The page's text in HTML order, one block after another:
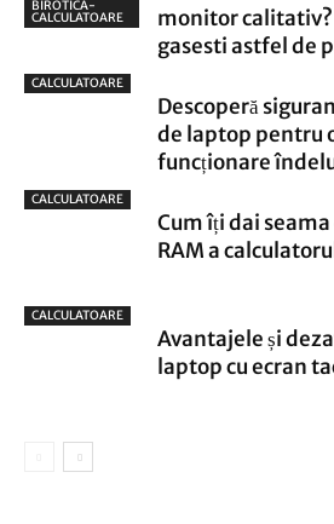
BIROTICA-
CALCULATOARE
monitor calitativ?
gasesti astfel de
CALCULATOARE
Descoperă
de laptop pentru
funcționare
CALCULATOARE
Cum îți dai
RAM a
CALCULATOARE
Avantajele și
laptop cu ecran